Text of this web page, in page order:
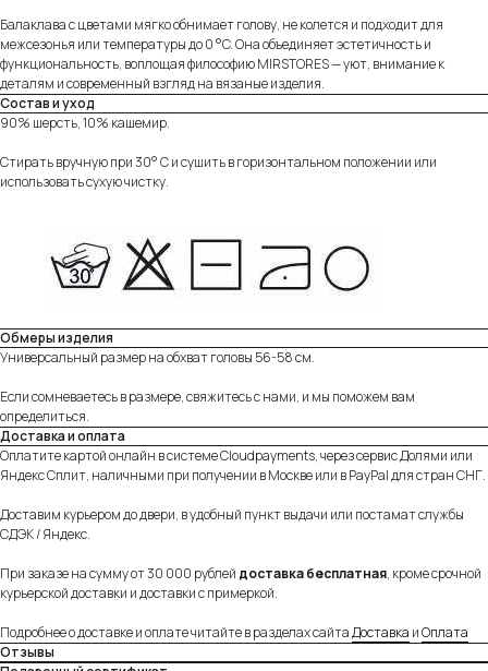
Балаклава с цветами мягко обнимает голову, не колется и подходит для
межсезонья или температуры до 0 °C. Она объединяет эстетичность и
функциональность, воплощая философию MIRSTORES — уют, внимание к
деталям и современный взгляд на вязаные изделия.
Состав и уход
90% шерсть, 10% кашемир.
Стирать вручную при 30° C и сушить в горизонтальном положении или
использовать сухую чистку.
Обмеры изделия
Универсальный размер на обхват головы 56-58 см.
Если сомневаетесь в размере, свяжитесь с нами, и мы поможем вам
определиться.
Доставка и оплата
Оплатите картой онлайн в системе Cloudpayments, через сервис Долями или
Яндекс Сплит, наличными при получении в Москве или в PayPal для стран СНГ.
Доставим курьером до двери, в удобный пункт выдачи или постамат службы
СДЭК / Яндекс.
При заказе на сумму от 30 000 рублей доставка бесплатная, кроме срочной
курьерской доставки и доставки с примеркой.
Подробнее о доставке и оплате читайте в разделах сайтаДоставка иОплата
Отзывы